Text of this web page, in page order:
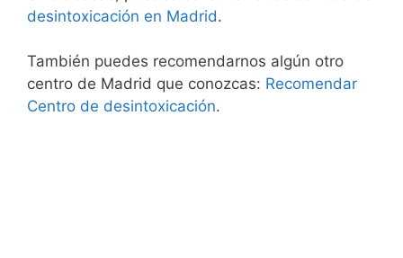
desintoxicación en Madrid.
También puedes recomendarnos algún otro
centro de Madrid que conozcas: Recomendar
Centro de desintoxicación.